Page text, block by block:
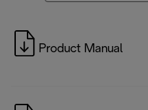
Product Manual